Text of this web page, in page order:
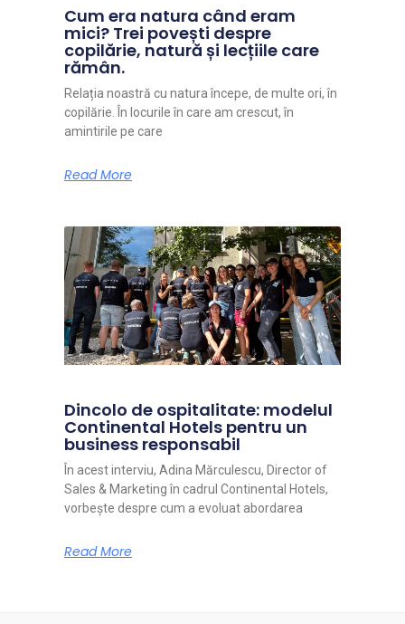
Cum era natura când eram
mici? Trei povești despre
copilărie, natură și lecțiile care
rămân.
Relația noastră cu natura începe, de multe ori, în
copilărie. În locurile în care am crescut, în
amintirile pe care
Read More
Dincolo de ospitalitate: modelul
Continental Hotels pentru un
business responsabil
În acest interviu, Adina Mărculescu, Director of
Sales & Marketing în cadrul Continental Hotels,
vorbește despre cum a evoluat abordarea
Read More